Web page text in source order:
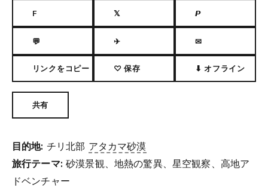
F 𝕏 𝙋
💬 ✈ ✉
リンクをコピー ♡ 保存 ⬇ オフライン
共有
目的地: チリ北部 アタカマ砂漠
旅行テーマ: 砂漠景観、地熱の驚異、星空観察、高地ア
ドベンチャー